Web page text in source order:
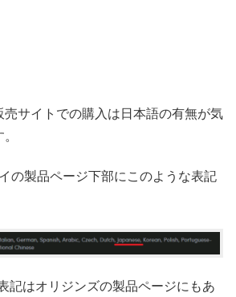
売サイトでの購入は日本語の有無が気
の製品ページ下部にこのような表記
記はオリジンズの製品ページにもあ